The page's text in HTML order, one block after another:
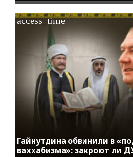
Гайнутдина обвинили в
ваххабизма»: закроют ли
access_time